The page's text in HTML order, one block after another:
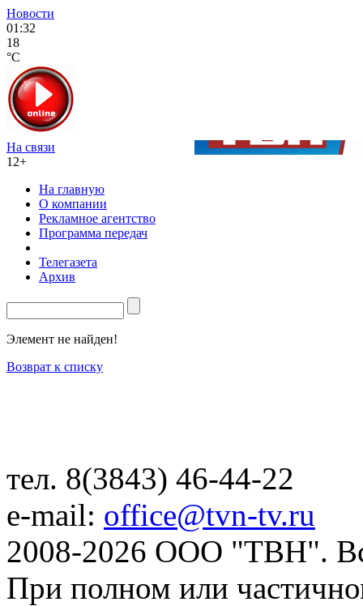
Новости
01:32
18
°C
На связи
12+
На главную
О компании
Рекламное агентство
Программа передач
Телегазета
Архив
Элемент не найден!
Возврат к списку
тел. 8(3843) 46-44-22
e-mail: office@tvn-tv.ru
2008-2026 ООО "ТВН".
При полном или